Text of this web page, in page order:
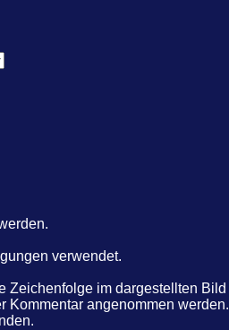
verwendet.
Zeichenfolge im dargestellten Bild
Kommentar angenommen werden.